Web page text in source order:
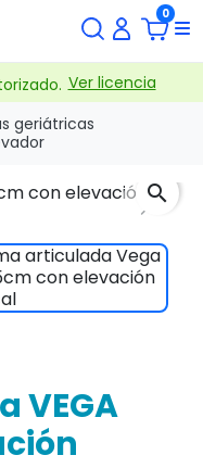
0
Ver licencia
geriátricas
Next
search
VEGA